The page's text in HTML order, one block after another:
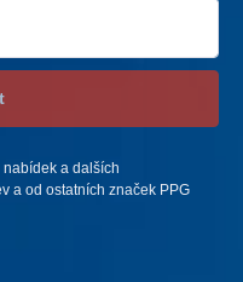
a dalších
a od ostatních značek PPG